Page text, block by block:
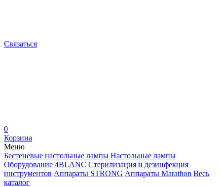
Связаться
0
Корзина
Меню
Бестеневые настольные лампы Настольные лампы
Оборудование 4BLANC Стерилизация и дезинфекция
инструментов Аппараты STRONG Аппараты Marathon Весь
каталог